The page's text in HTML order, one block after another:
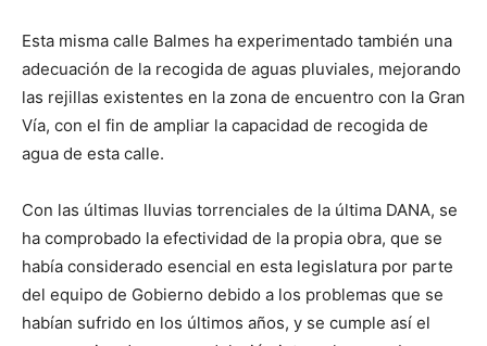
Esta misma calle Balmes ha experimentado también una
adecuación de la recogida de aguas pluviales, mejorando
las rejillas existentes en la zona de encuentro con la Gran
Vía, con el fin de ampliar la capacidad de recogida de
agua de esta calle.
Con las últimas lluvias torrenciales de la última DANA, se
ha comprobado la efectividad de la propia obra, que se
había considerado esencial en esta legislatura por parte
del equipo de Gobierno debido a los problemas que se
habían sufrido en los últimos años, y se cumple así el